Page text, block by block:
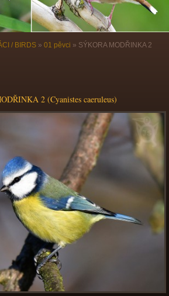
/ BIRDS » 01 pěvci » SÝKORA MODŘINKA 2
2 (Cyanistes caeruleus)